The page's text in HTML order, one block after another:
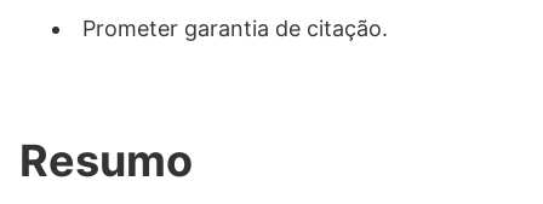
Prometer garantia de citação.
Resumo